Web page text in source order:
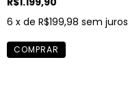
6 x de R$199,98 sem juros